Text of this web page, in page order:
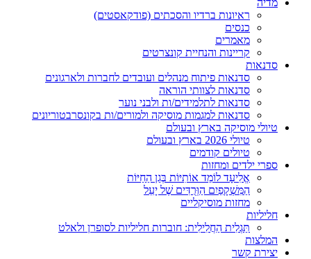
מדיה
ראיונות ברדיו והסכתים (פודקאסטים)
כנסים
מאמרים
קריינות והנחיית קונצרטים
סדנאות
סדנאות פיתוח מנהלים ועובדים לחברות ולארגונים
סדנאות לצוותי הוראה
סדנאות לתלמידים/ות ולבני נוער
סדנאות למגמות מוסיקה ולמורים/ות בקונסרבטוריונים
טיולי מוסיקה בארץ ובעולם
טיולי 2026 בארץ ובעולם
טיולים קודמים
ספרי ילדים ומחזות
אֱלִיעָד לוֹמֵד אוֹתִיּוֹת בְּגַן הַחַיּוֹת
הַמִּשְׁקָפַיִם הַוְּרֻדִּים שֶׁל יָעֵל
מחזות מוסיקליים
חליליות
תַּגְלִית הַחֲלִילִית: חוברות חליליות לסופרן ולאלט
המלצות
יצירת קשר